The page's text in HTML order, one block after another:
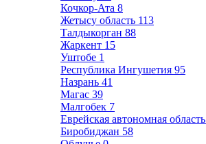
Кочкор-Ата 8
Жетысу область 113
Талдыкорган 88
Жаркент 15
Уштобе 1
Республика Ингушетия 95
Назрань 41
Магас 39
Малгобек 7
Еврейская автономная область
Биробиджан 58